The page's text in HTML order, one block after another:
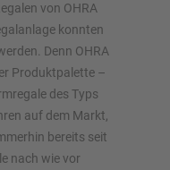
von OHRA
konnten
Denn OHRA
Produktpalette –
des Typs
auf dem Markt,
bereits seit
nach wie vor